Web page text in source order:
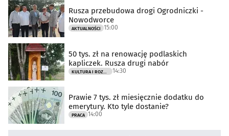
Rusza przebudowa drogi Ogrodniczki -
Nowodworce
AKTUALNOŚCI 15:00
50 tys. zł na renowację podlaskich
kapliczek. Rusza drugi nabór
14:30
Prawie 7 tys. zł miesięcznie dodatku do
emerytury. Kto tyle dostanie?
PRACA 14:00